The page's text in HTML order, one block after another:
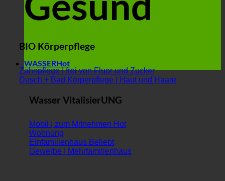
BIO Körperpflege
Zahnpflege | frei von Fluor und Zucker
Dusch + Bad Körperpflege | Haut und Haare
WASSER
Wasser VitalisierUNG
Mobil | zum Mitnehmen
Wohnung
Einfamilienhaus
Gewerbe | Mehrfamilienhaus